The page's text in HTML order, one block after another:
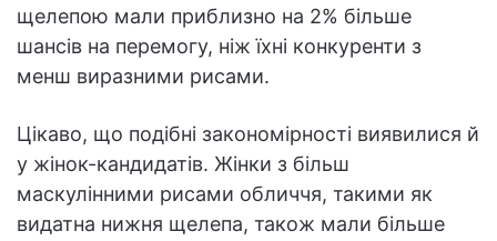
щелепою мали приблизно на 2% більше
шансів на перемогу, ніж їхні конкуренти з
менш виразними рисами.
Цікаво, що подібні закономірності виявилися й
у жінок-кандидатів. Жінки з більш
маскулінними рисами обличчя, такими як
видатна нижня щелепа, також мали більше